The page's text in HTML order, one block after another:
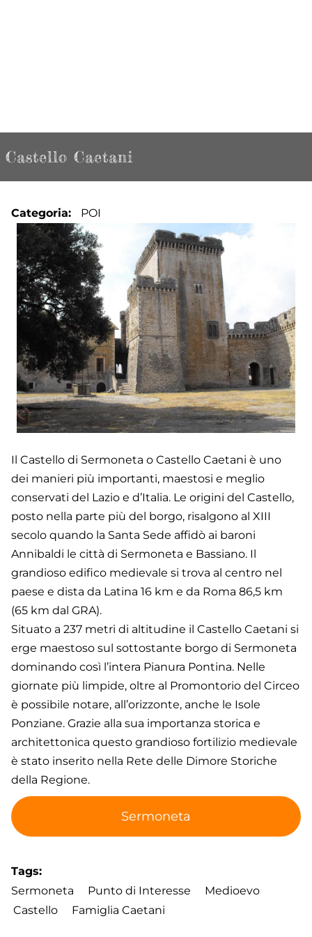
Castello Caetani
Categoria POI
Il Castello di Sermoneta o Castello Caetani è uno
dei manieri più importanti, maestosi e meglio
conservati del Lazio e d’Italia. Le origini del Castello,
posto nella parte più del borgo, risalgono al XIII
secolo quando la Santa Sede affidò ai baroni
Annibaldi le città di Sermoneta e Bassiano. Il
grandioso edifico medievale si trova al centro nel
paese e dista da Latina 16 km e da Roma 86,5 km
(65 km dal GRA).
Situato a 237 metri di altitudine il Castello Caetani si
erge maestoso sul sottostante borgo di Sermoneta
dominando così l’intera Pianura Pontina. Nelle
giornate più limpide, oltre al Promontorio del Circeo
è possibile notare, all’orizzonte, anche le Isole
Ponziane. Grazie alla sua importanza storica e
architettonica questo grandioso fortilizio medievale
è stato inserito nella Rete delle Dimore Storiche
della Regione.
Sermoneta
Tags
Sermoneta
Punto di Interesse
Medioevo
Castello
Famiglia Caetani